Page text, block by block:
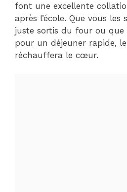
font une excellente
après l’école. Que vous
juste sortis du four ou que
pour un déjeuner rapide,
réchauffera le cœur.